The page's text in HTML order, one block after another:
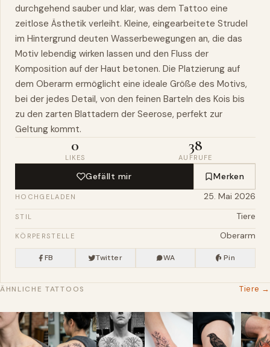
durchgehend sauber und klar, was dem Tattoo eine
zeitlose Ästhetik verleiht. Kleine, eingearbeitete Strudel
im Hintergrund deuten Wasserbewegungen an, die das
Motiv lebendig wirken lassen und den Fluss der
Komposition auf der Haut betonen. Die Platzierung auf
dem Oberarm ermöglicht eine ideale Größe des Motivs,
bei der jedes Detail, von den feinen Barteln des Kois bis
zu den zarten Blattadern der Seerose, perfekt zur
Geltung kommt.
0
LIKES
38
AUFRUFE
Gefällt mir Merken
HOCHGELADEN 25. Mai 2026
STIL Tiere
KÖRPERSTELLE Oberarm
FB Twitter WA Pin
ÄHNLICHE TATTOOS Tiere →